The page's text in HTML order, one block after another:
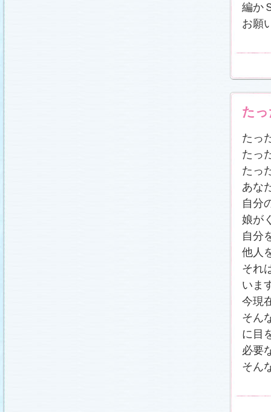
編か
お願
た
たっ
たっ
たっ
あな
自分
娘が
自分
他人
それ
いま
今現
そん
に目
必要
そん